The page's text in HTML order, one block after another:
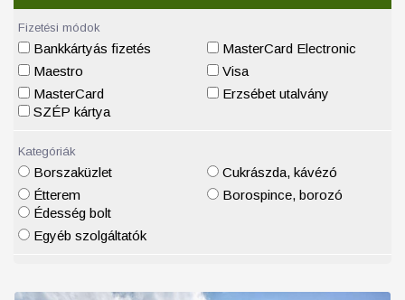
Fizetési módok
Bankkártyás fizetés
Maestro
MasterCard
MasterCard Electronic
Visa
Erzsébet utalvány
SZÉP kártya
Kategóriák
Borszaküzlet
Étterem
Cukrászda, kávézó
Borospince, borozó
Édesség bolt
Egyéb szolgáltatók